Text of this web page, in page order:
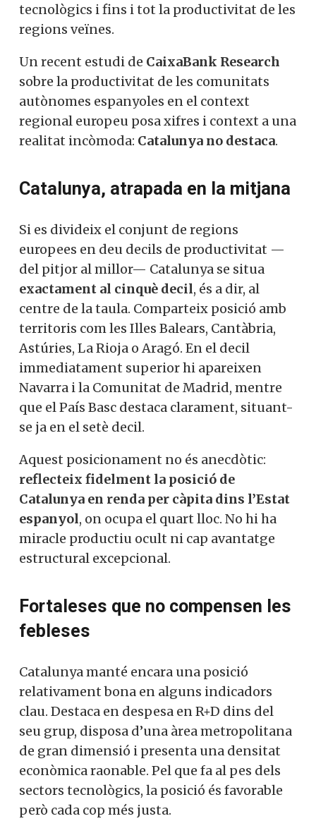
tecnològics i fins i tot la productivitat de les
regions veïnes.
Un recent estudi de CaixaBank Research
sobre la productivitat de les comunitats
autònomes espanyoles en el context
regional europeu posa xifres i context a una
realitat incòmoda: Catalunya no destaca.
Catalunya, atrapada en la mitjana
Si es divideix el conjunt de regions
europees en deu decils de productivitat —
del pitjor al millor— Catalunya se situa
exactament al cinquè decil, és a dir, al
centre de la taula. Comparteix posició amb
territoris com les Illes Balears, Cantàbria,
Astúries, La Rioja o Aragó. En el decil
immediatament superior hi apareixen
Navarra i la Comunitat de Madrid, mentre
que el País Basc destaca clarament, situant-
se ja en el setè decil.
Aquest posicionament no és anecdòtic:
reflecteix fidelment la posició de
Catalunya en renda per càpita dins l’Estat
espanyol, on ocupa el quart lloc. No hi ha
miracle productiu ocult ni cap avantatge
estructural excepcional.
Fortaleses que no compensen les
febleses
Catalunya manté encara una posició
relativament bona en alguns indicadors
clau. Destaca en despesa en R+D dins del
seu grup, disposa d’una àrea metropolitana
de gran dimensió i presenta una densitat
econòmica raonable. Pel que fa al pes dels
sectors tecnològics, la posició és favorable
però cada cop més justa.